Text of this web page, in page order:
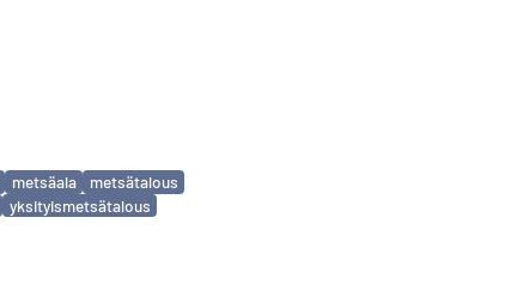
metsäala
metsätalous
yksityismetsätalous